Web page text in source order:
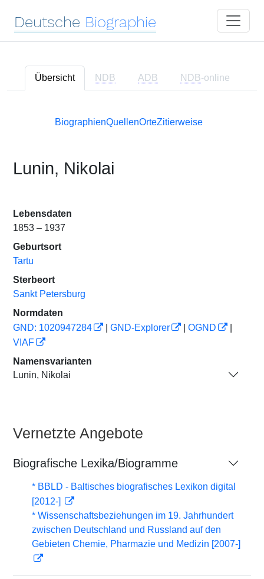
Deutsche Biographie
Übersicht NDB ADB NDB-online
BiographienQuellenOrteZitierweise
Lunin, Nikolai
Lebensdaten
1853 – 1937
Geburtsort
Tartu
Sterbeort
Sankt Petersburg
Normdaten
GND: 1020947284
GND-Explorer OGND
VIAF
Namensvarianten
Lunin, Nikolai
Vernetzte Angebote
Biografische Lexika/Biogramme
* BBLD - Baltisches biografisches Lexikon digital
[2012-]
* Wissenschaftsbeziehungen im 19. Jahrhundert
zwischen Deutschland und Russland auf den
Gebieten Chemie, Pharmazie und Medizin [2007-]